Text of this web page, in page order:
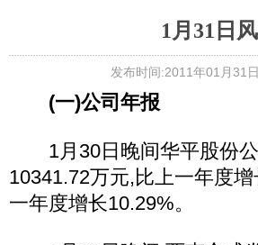
1月31日
发布时间:2011年01月31
(一)公司年报
1月30日晚间华平股份公
10341.72万元,比上一年度
一年度增长10.29%。